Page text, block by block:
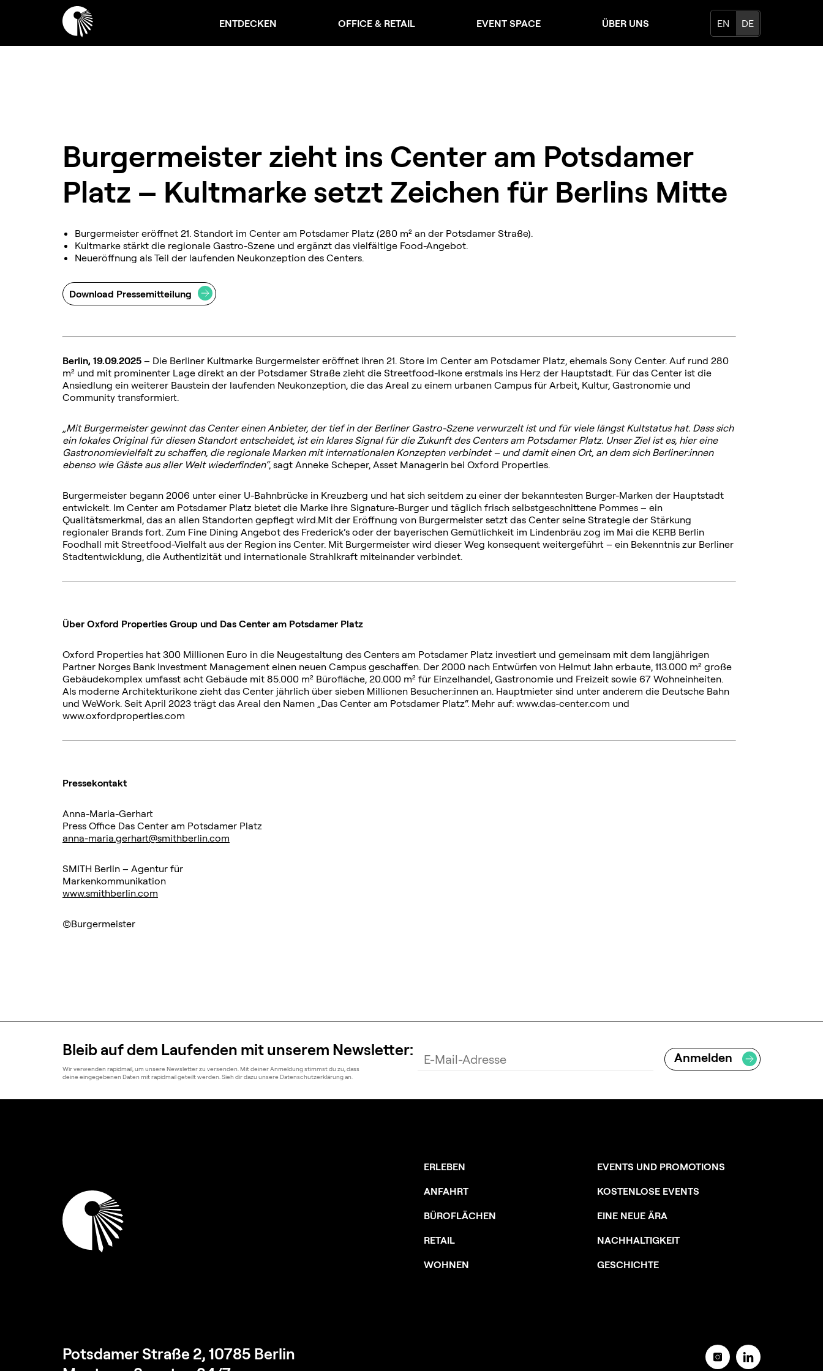
ENTDECKEN OFFICE & RETAIL EVENT SPACE ÜBER UNS EN DE
Burgermeister zieht ins Center am Potsdamer
Platz – Kultmarke setzt Zeichen für Berlins Mitte
Burgermeister eröffnet 21. Standort im Center am Potsdamer Platz (280 m² an der Potsdamer Straße).
Kultmarke stärkt die regionale Gastro-Szene und ergänzt das vielfältige Food-Angebot.
Neueröffnung als Teil der laufenden Neukonzeption des Centers.
Download Pressemitteilung
Berlin, 19.09.2025 – Die Berliner Kultmarke Burgermeister eröffnet ihren 21. Store im Center am Potsdamer Platz, ehemals Sony Center. Auf rund 280
m² und mit prominenter Lage direkt an der Potsdamer Straße zieht die Streetfood-Ikone erstmals ins Herz der Hauptstadt. Für das Center ist die
Ansiedlung ein weiterer Baustein der laufenden Neukonzeption, die das Areal zu einem urbanen Campus für Arbeit, Kultur, Gastronomie und
Community transformiert.
„Mit Burgermeister gewinnt das Center einen Anbieter, der tief in der Berliner Gastro-Szene verwurzelt ist und für viele längst Kultstatus hat. Dass sich
ein lokales Original für diesen Standort entscheidet, ist ein klares Signal für die Zukunft des Centers am Potsdamer Platz. Unser Ziel ist es, hier eine
Gastronomievielfalt zu schaffen, die regionale Marken mit internationalen Konzepten verbindet – und damit einen Ort, an dem sich Berliner:innen
ebenso wie Gäste aus aller Welt wiederfinden“, sagt Anneke Scheper, Asset Managerin bei Oxford Properties.
Burgermeister begann 2006 unter einer U-Bahnbrücke in Kreuzberg und hat sich seitdem zu einer der bekanntesten Burger-Marken der Hauptstadt
entwickelt. Im Center am Potsdamer Platz bietet die Marke ihre Signature-Burger und täglich frisch selbstgeschnittene Pommes – ein
Qualitätsmerkmal, das an allen Standorten gepflegt wird.Mit der Eröffnung von Burgermeister setzt das Center seine Strategie der Stärkung
regionaler Brands fort. Zum Fine Dining Angebot des Frederick‘s oder der bayerischen Gemütlichkeit im Lindenbräu zog im Mai die KERB Berlin
Foodhall mit Streetfood-Vielfalt aus der Region ins Center. Mit Burgermeister wird dieser Weg konsequent weitergeführt – ein Bekenntnis zur Berliner
Stadtentwicklung, die Authentizität und internationale Strahlkraft miteinander verbindet.
Über Oxford Properties Group und Das Center am Potsdamer Platz
Oxford Properties hat 300 Millionen Euro in die Neugestaltung des Centers am Potsdamer Platz investiert und gemeinsam mit dem langjährigen
Partner Norges Bank Investment Management einen neuen Campus geschaffen. Der 2000 nach Entwürfen von Helmut Jahn erbaute, 113.000 m² große
Gebäudekomplex umfasst acht Gebäude mit 85.000 m² Bürofläche, 20.000 m² für Einzelhandel, Gastronomie und Freizeit sowie 67 Wohneinheiten.
Als moderne Architekturikone zieht das Center jährlich über sieben Millionen Besucher:innen an. Hauptmieter sind unter anderem die Deutsche Bahn
und WeWork. Seit April 2023 trägt das Areal den Namen „Das Center am Potsdamer Platz“. Mehr auf: www.das-center.com und
www.oxfordproperties.com
Pressekontakt
Anna-Maria-Gerhart
Press Office Das Center am Potsdamer Platz
anna-maria.gerhart@smithberlin.com
SMITH Berlin – Agentur für
Markenkommunikation
www.smithberlin.com
©Burgermeister
Bleib auf dem Laufenden mit unserem Newsletter:
Wir verwenden rapidmail, um unsere Newsletter zu versenden. Mit deiner Anmeldung stimmst du zu, dass
deine eingegebenen Daten mit rapidmail geteilt werden. Sieh dir dazu unsere Datenschutzerklärung an.
ERLEBEN
ANFAHRT
BÜROFLÄCHEN
RETAIL
WOHNEN
EVENTS UND PROMOTIONS
KOSTENLOSE EVENTS
EINE NEUE ÄRA
NACHHALTIGKEIT
GESCHICHTE
Potsdamer Straße 2, 10785 Berlin